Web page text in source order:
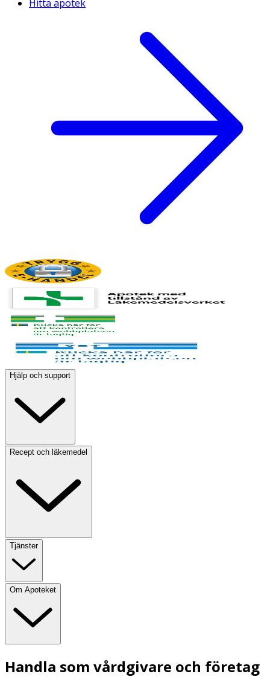
Hitta apotek
Hjälp och support
Recept och läkemedel
Tjänster
Om Apoteket
Handla som vårdgivare och företag